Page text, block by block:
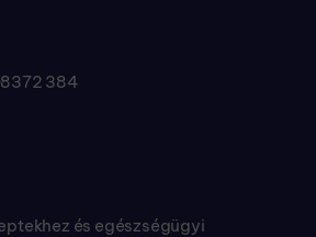
384
és egészségügyi